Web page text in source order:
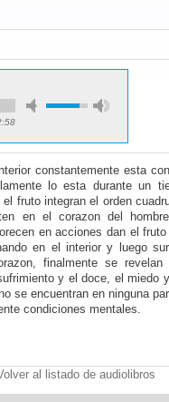
constantemente esta
lo esta durante un
fruto integran el orden
en el corazon del
en acciones dan el
en el interior y luego
finalmente se revelan
y el doce, el miedo
se encuentran en ninguna
condiciones mentales.
al listado de audiolibros